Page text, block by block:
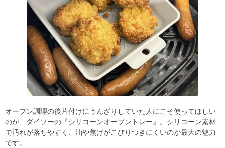
オーブン調理の後片付けにうんざりしていた人にこそ使ってほしい
のが、ダイソーの『シリコーンオーブントレー』。シリコーン素材
で汚れが落ちやすく、油や焦げがこびりつきにくいのが最大の魅力
です。